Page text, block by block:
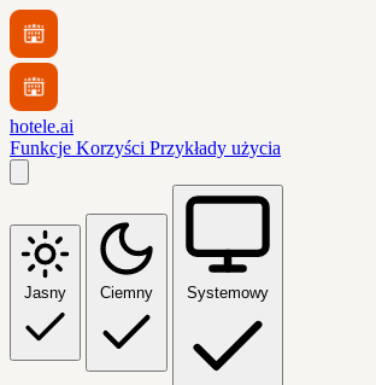
hotele.ai
Funkcje Korzyści Przykłady użycia
Jasny Ciemny Systemowy